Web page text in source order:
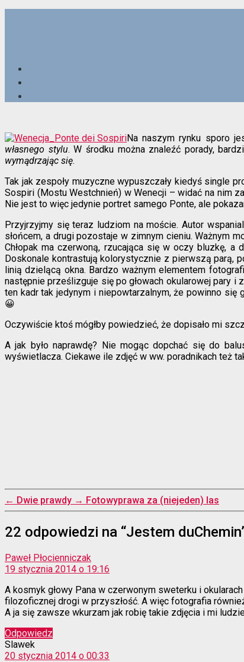
Na naszym rynku sporo
własnego stylu. W środku można znaleźć porady,
wymądrzając się.
Tak jak zespoły muzyczne wypuszczały kiedyś single
Sospiri (Mostu Westchnień) w Wenecji – widać na nim
Nie jest to więc jedynie portret samego Ponte, ale
Przyjrzyjmy się teraz ludziom na moście. Autor
słońcem, a drugi pozostaje w zimnym cieniu. Ważnym
Chłopak ma czerwoną, rzucająca się w oczy bluzkę,
Doskonale kontrastują kolorystycznie z pierwszą parą,
linią dzielącą okna. Bardzo ważnym elementem
następnie prześlizguje się po głowach okularowej pary
ten kadr tak jedynym i niepowtarzalnym, że powinno
😀
Oczywiście ktoś mógłby powiedzieć, że dopisało mi
A jak było naprawdę? Nie mogąc dopchać się do
wyświetlacza. Ciekawe ile zdjęć w ww. poradnikach też
← Dwie prawdy → Fotowyprawa za (niejeden) las
22 odpowiedzi na “Jestem
Paweł Płocienniczak
19 stycznia 2014 o 19:16
A kosmyk głowy Pana w czerwonym sweterku i
filozoficznej drogi w przyszłość. A więc fotografia
A ja się zawsze wkurzam jak robię takie zdjęcia i mi
Odpowiedz
Slawek
20 stycznia 2014 o 00:33